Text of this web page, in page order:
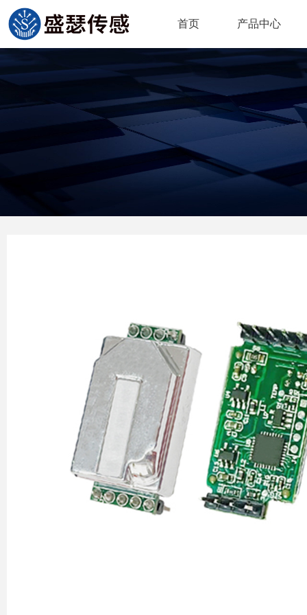
首页 产品中心